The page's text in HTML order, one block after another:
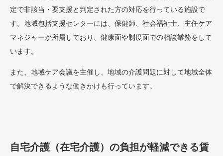
定で非該当・要支援と判定された方の対応を行っている施設で
す。地域包括支援センターには、保健師、社会福祉士、主任ケア
マネジャーが所属しており、健康面や制度面での相談業務をして
います。
また、地域ケア会議を主催し、地域の介護問題に対して地域全体
で解決できるような働きかけも行っています。
自宅介護（在宅介護）の負担が軽減できる賃